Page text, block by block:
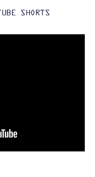
ット 充電ベース付き